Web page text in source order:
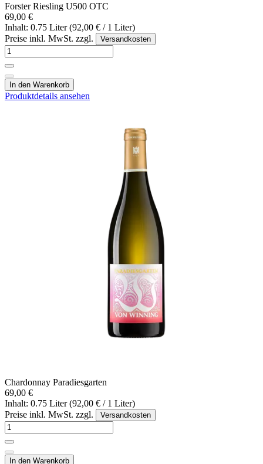
Forster Riesling U500 OTC
69,00 €
Inhalt: 0.75 Liter (92,00 € / 1 Liter)
Preise inkl. MwSt. zzgl.
Versandkosten
In den Warenkorb
Produktdetails ansehen
Chardonnay Paradiesgarten
69,00 €
Inhalt: 0.75 Liter (92,00 € / 1 Liter)
Preise inkl. MwSt. zzgl.
Versandkosten
In den Warenkorb